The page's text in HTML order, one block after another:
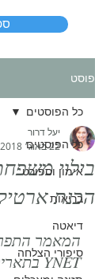
פוסט
כל הפוסטים
אימון וספורט
בריאות
דיאטה
סיפורי הצלחה
כל הפוסטים
בילוי
הכנת
יעל דרור
22 באוג׳ 2018
המאמר
YNET בתאריך 13.08.14